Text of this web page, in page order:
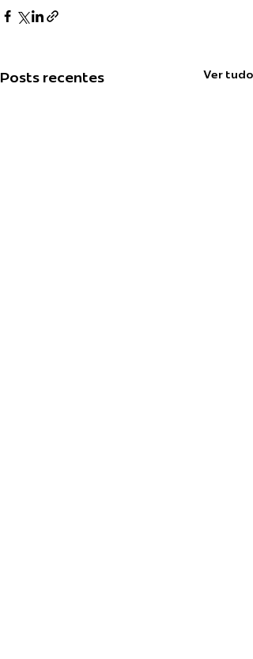
Posts recentes Ver tudo